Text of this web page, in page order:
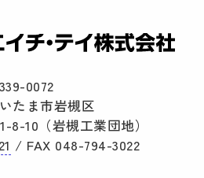
0072
たま市岩槻区
8-10（岩槻工業団地）
/ FAX 048-794-3022